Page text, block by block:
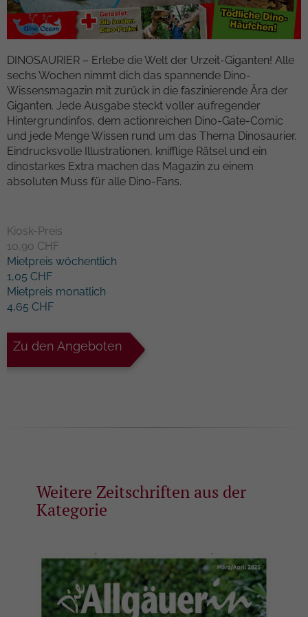
DINOSAURIER – Erlebe die Welt der Urzeit-Giganten! Alle
sechs Wochen nimmt dich das spannende Dino-
Wissensmagazin mit zurück in die faszinierende Ära der
Giganten. Jede Ausgabe steckt voller aufregender
Hintergrundinfos, dem actionreichen Dino-Gate-Comic
und jede Menge Wissen rund um das Thema Dinosaurier.
Eindrucksvolle Illustrationen, knifflige Rätsel und ein
dinostarkes Extra machen das Magazin zu einem
absoluten Muss für alle Dino-Fans.
Kiosk-Preis
10,90 CHF
Mietpreis wöchentlich
1,05 CHF
Mietpreis monatlich
4,65 CHF
Zu den Angeboten
Weitere Zeitschriften aus der
Kategorie
Anbieter TYPO3
Zweck
Dieses Cookie ist ein Standard-Session-
Cookie von TYPO3. Es speichert im Falle
eines Benutzer-Logins die Session-ID. So
kann der eingeloggte Benutzer
wiedererkannt werden und es wird ihm
Zugang zu geschützten Bereichen
gewährt.
Anbieter
Laufzeit
Zweck
Zweck
Kampagnendaten zu berechnen und die
Nutzung der Website für den
Die Cookies speichern Informationen
anonym und weisen eine randoly
generierte Nummer zu, um eindeutige
Besucher zu identifizieren.
Name _gid
Anbieter Google Analytics
Zweck
um Informationen darüber zu speichern,
hilft bei der Erstellung eines
umfassen die Anzahl der Besucher, die
Quelle, aus der sie stammen, und die
Zweck
Hierbei handelt es sich um einen von
Musterelement auf dem Namen die
eindeutige Identitätsnummer des Kontos
oder der Website enthält, auf die es sich
bezieht. Es handelt sich um eine Variante
des _gat-Cookies, mit dem die von